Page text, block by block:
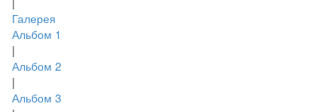
Галерея
Альбом 1
|
Альбом 2
|
Альбом 3